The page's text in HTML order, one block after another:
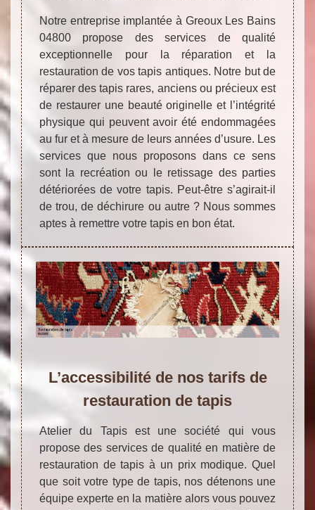
Notre entreprise implantée à Greoux Les Bains
04800 propose des services de qualité
exceptionnelle pour la réparation et la
restauration de vos tapis antiques. Notre but de
réparer des tapis rares, anciens ou précieux est
de restaurer une beauté originelle et l’intégrité
physique qui peuvent avoir été endommagées
au fur et à mesure de leurs années d’usure. Les
services que nous proposons dans ce sens
sont la recréation ou le retissage des parties
détériorées de votre tapis. Peut-être s’agirait-il
de trou, de déchirure ou autre ? Nous sommes
aptes à remettre votre tapis en bon état.
L’accessibilité de nos tarifs de
restauration de tapis
Atelier du Tapis est une société qui vous
propose des services de qualité en matière de
restauration de tapis à un prix modique. Quel
que soit votre type de tapis, nos détenons une
équipe experte en la matière alors vous pouvez